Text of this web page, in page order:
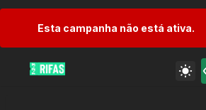
Esta campanha não está ativa.